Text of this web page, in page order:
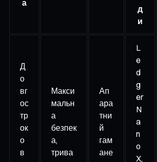
а
д
и
Д
о
вг
ос
тр
ок
о
в
Макси
мальн
а
безпек
а,
трива
Ап
ара
тни
й
гам
ане
L
e
d
g
er
N
a
n
o
X,